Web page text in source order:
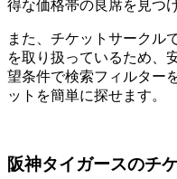
得な価格帯の良席を見つ
また、チケットサークル
を取り扱っているため、
望条件で検索フィルター
ットを簡単に探せます。
阪神タイガースのチ